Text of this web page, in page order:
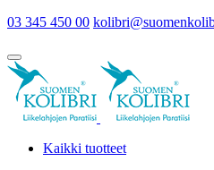
03 345 450 00
Kaikki tuotteet